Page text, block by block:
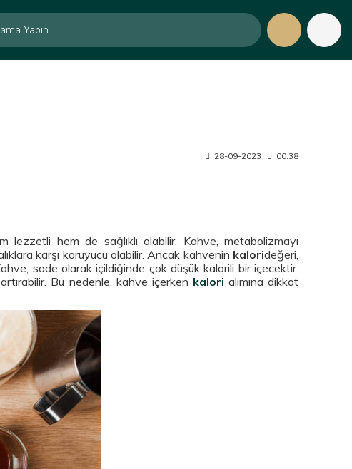
28-09-2023 00:38
hem de sağlıklı olabilir. Kahve, metabolizmayı
karşı koruyucu olabilir. Ancak kahvenin kalorideğeri,
sade olarak içildiğinde çok düşük kalorili bir içecektir.
Bu nedenle, kahve içerken kalori alımına dikkat